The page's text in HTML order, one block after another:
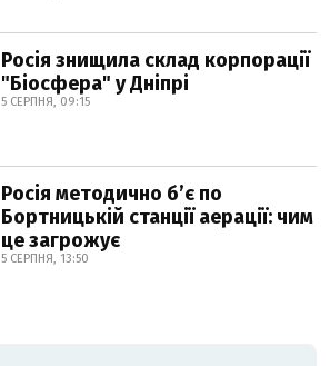
Росія знищила склад корпорації
"Біосфера" у Дніпрі
5 СЕРПНЯ, 09:15
Росія методично б’є по
Бортницькій станції аерації: чим
це загрожує
5 СЕРПНЯ, 13:50